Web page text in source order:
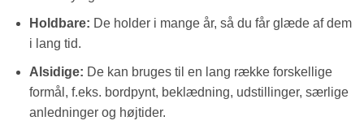
Holdbare: De holder i mange år, så du får glæde af dem
i lang tid.
Alsidige: De kan bruges til en lang række forskellige
formål, f.eks. bordpynt, beklædning, udstillinger, særlige
anledninger og højtider.